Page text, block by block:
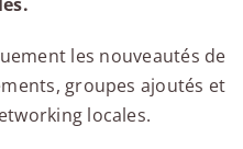
les nouveautés de
groupes ajoutés et
locales.